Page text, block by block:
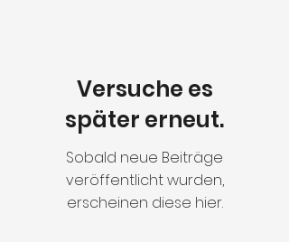
Versuche es
später erneut.
Sobald neue Beiträge
veröffentlicht wurden,
erscheinen diese hier.